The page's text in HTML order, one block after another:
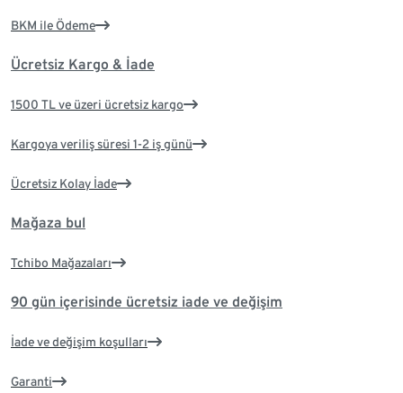
BKM ile Ödeme
Ücretsiz Kargo & İade
1500 TL ve üzeri ücretsiz kargo
Kargoya veriliş süresi 1-2 iş günü
Ücretsiz Kolay İade
Mağaza bul
Tchibo Mağazaları
90 gün içerisinde ücretsiz iade ve değişim
İade ve değişim koşulları
Garanti